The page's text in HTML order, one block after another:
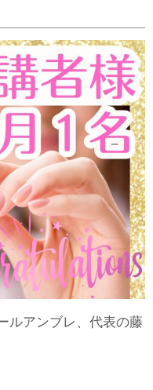
ルアンブレ、代表の藤